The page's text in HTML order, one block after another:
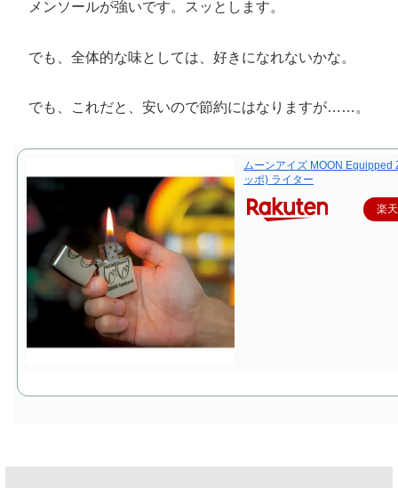
メンソールが強いです。スッとします。
でも、全体的な味としては、好きになれないかな。
でも、これだと、安いので節約にはなりますが……。
ムーンアイズ MOON Equipped
ッポ) ライター
楽